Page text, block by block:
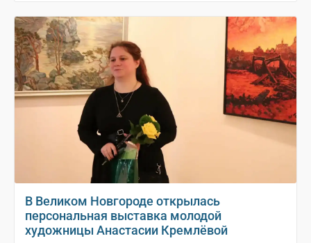
В Великом Новгороде открылась
персональная выставка молодой
художницы Анастасии Кремлёвой